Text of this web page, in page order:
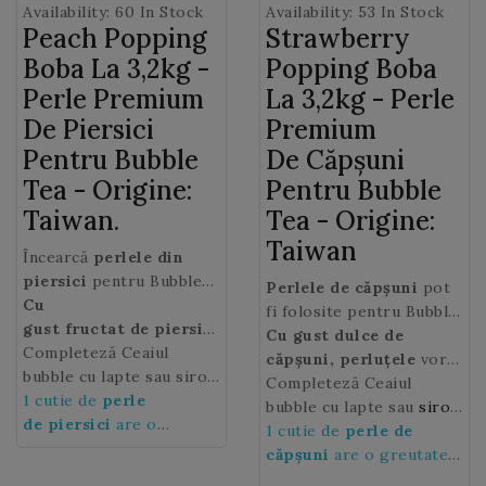
Availability: 60 In Stock
Peach Popping
Boba La 3,2kg -
Perle Premium
De Piersici
Pentru Bubble
Tea - Origine:
Taiwan.
Încearcă perlele din
piersici pentru Bubble
tea! Prepară un Ceai cu
bule cu acestepopping
bobas de piersici
delicioase, clienții tăi îl
vor adora.
Cu
gust fructat de piersici
, perluțelevor aduce o
notă catifelată tuturor
Ceaiurilor cu bule
(Bubble tea).
Completeză Ceaiul
bubble cu lapte sau sirop
de fructe și voila, băutura
Bubble este gata!
1 cutie de perle
de piersici are o
Availability: 53 In Stock
Strawberry
Popping Boba
La 3,2kg - Perle
Premium
De Căpșuni
Pentru Bubble
Tea - Origine:
Taiwan
Perlele de căpșuni pot
fi folosite pentru Bubble
Tea, cafea cu gheață,
smoothie-uri, băuturi
sau deserturi.
Cu gust dulce de
căpșuni, perluțele vor
aduce o notă fructată
dulce tuturor Ceaiurilor
cu bule (Bubble tea).
Completeză Ceaiul
bubble cu lapte sau sirop
de fructeși voila, băutura
Bubble este gata!
1 cutie de perle de
căpșuni are o greutate